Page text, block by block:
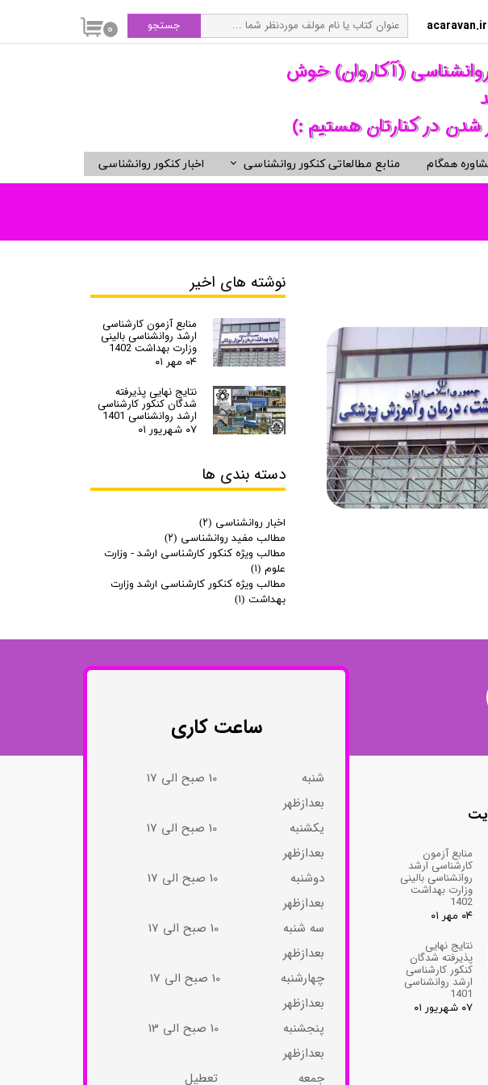
و موفقیت
زناشویی و ازدواج
و تربیت کودک
خانواده
و سخنوری
انتشارات دوران
انتشارات رسا
انتشارات روان
انتشارات روان آموز
انتشارات رشد
انتشارات ساوالان
انتشارات ققنوس
انتشارات ویرایش
همگام
منابع مطالعاتی کنکور روانشناسی
اخبار کنکور روانشناسی
۰ جستجو
(آکاروان) خوش
شدن در کنارتان هستیم :)
نوشته های اخیر
منابع آزمون کارشناسی
ارشد روانشناسی بالینی
وزارت بهداشت 1402
۰۴ مهر ۰۱
نتایج نهایی پذیرفته
شدگان کنکور کارشناسی
ارشد روانشناسی 1401
۰۷ شهریور ۰۱
دسته بندی ها​​​​​​​
اخبار روانشناسی (۲)
مطالب مفید روانشناسی (۲)
مطالب ویژه کنکور کارشناسی ارشد - وزارت
علوم (۱)
مطالب ویژه کنکور کارشناسی ارشد وزارت
بهداشت (۱)
ساعت کاری
شنبه 10 صبح الی 17
بعدازظهر
یکشنبه 10 صبح الی 17
بعدازظهر
دوشنبه 10 صبح الی 17
بعدازظهر
سه شنبه 10 صبح الی 17
بعدازظهر
چهارشنبه 10 صبح الی 17
بعدازظهر​​​​​​​
پنجشنبه 10 صبح الی 13
بعدازظهر​​​​​​​
جمعه تعطیل​​​​​​​​​​​​​​​​​​​​​
منابع آزمون
کارشناسی ارشد
روانشناسی بالینی
وزارت بهداشت
1402
۰۴ مهر ۰۱
نتایج نهایی
پذیرفته شدگان
کنکور کارشناسی
ارشد روانشناسی
1401
۰۷ شهریور ۰۱